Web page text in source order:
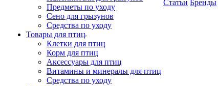
Предметы по уходу
Сено для грызунов
Средства по уходу
Товары для птиц
Клетки для птиц
Корм для птиц
Аксессуары для птиц
Витамины и минералы для птиц
Средства по уходу
Статьи Бренды